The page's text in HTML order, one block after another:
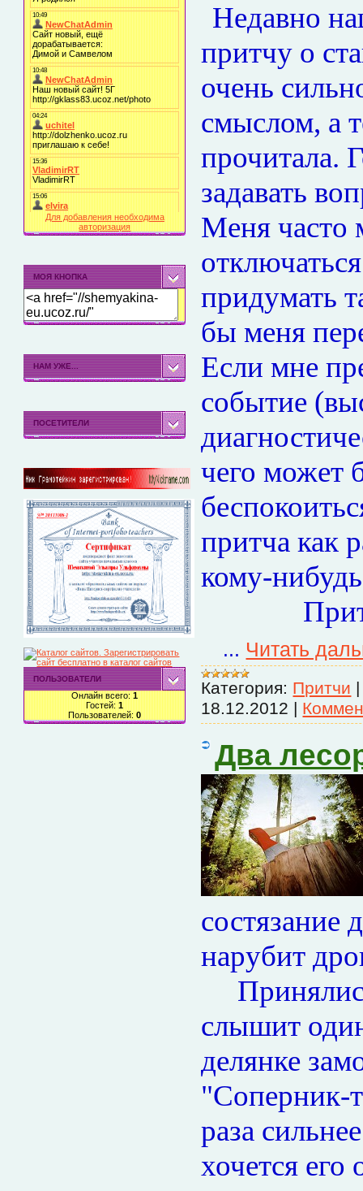
Для добавления необходима
авторизация
МОЯ КНОПКА
НАМ УЖЕ...
ПОСЕТИТЕЛИ
ПОЛЬЗОВАТЕЛИ
Онлайн всего:1
Гостей:1
Пользователей:0
Недавно
притчу о
очень
смыслом, а
прочитала.
задавать
Меня часто
придумать
бы меня
Если мне
событие
чего может
притча как
кому-
Притча
... Читать
Категория: Притчи
18.12.2012 |
Два
состязание
нарубит
слышит
делянке
"Соперник-
раза
хочется его